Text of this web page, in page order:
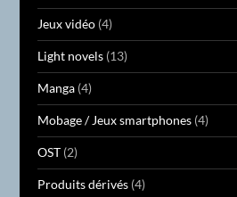
Jeux vidéo (4)
Light novels (13)
Manga (4)
Mobage / Jeux smartphones (4)
OST (2)
Produits dérivés (4)